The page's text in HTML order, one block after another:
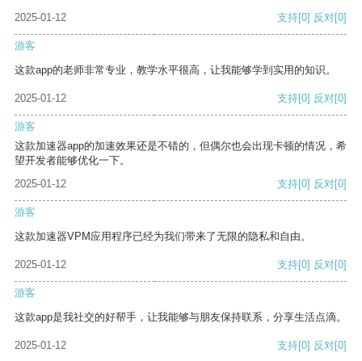
2025-01-12 支持[0] 反对[0]
游客
这款app的老师非常专业，教学水平很高，让我能够学到实用的知识。
2025-01-12 支持[0] 反对[0]
游客
这款加速器app的加速效果还是不错的，但偶尔也会出现卡顿的情况，希
望开发者能够优化一下。
2025-01-12
支持[0] 反对[0]
游客
这款加速器VPM应用程序已经为我们带来了无限的隐私和自由。
2025-01-12 支持[0] 反对[0]
游客
这款app是我社交的好帮手，让我能够与朋友保持联系，分享生活点滴。
2025-01-12 支持[0] 反对[0]